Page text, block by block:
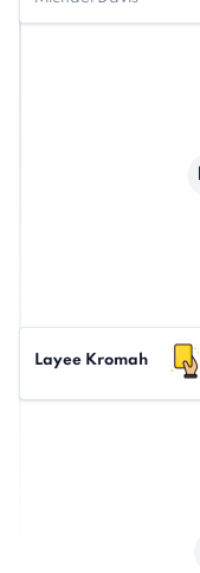
Layee Kromah